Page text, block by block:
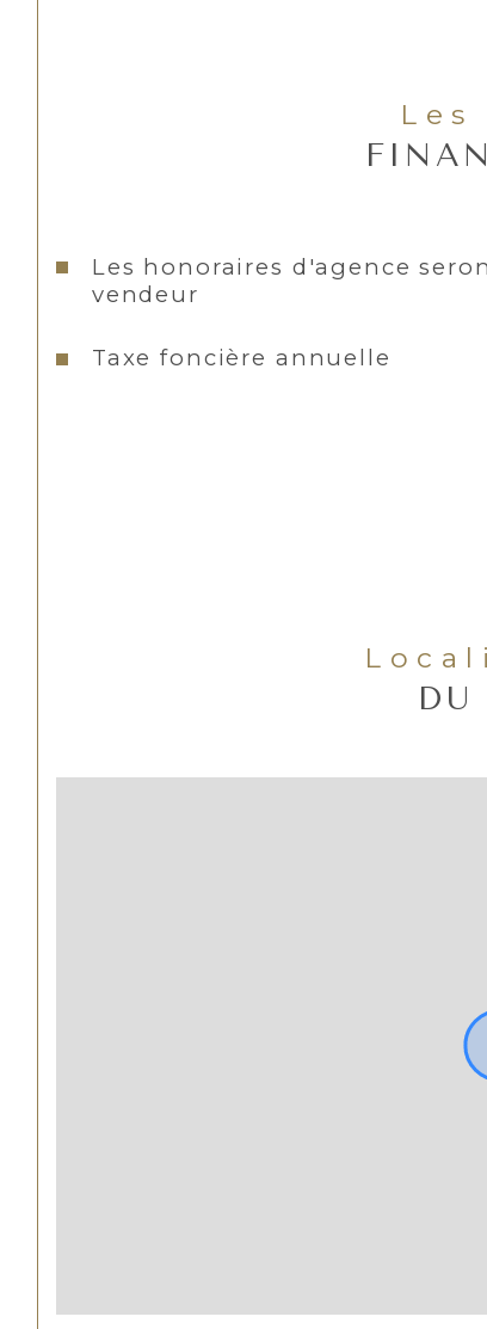
Les honoraires d'agence
vendeur
Taxe foncière annuelle
DU